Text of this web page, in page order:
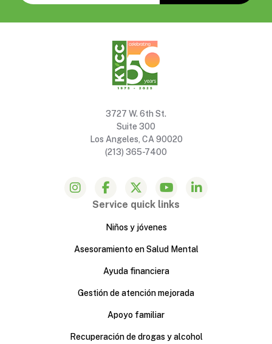
3727 W. 6th St.
Suite 300
Los Angeles, CA 90020
(213) 365-7400
Service quick links
Niños y jóvenes
Asesoramiento en Salud Mental
Ayuda financiera
Gestión de atención mejorada
Apoyo familiar
Recuperación de drogas y alcohol